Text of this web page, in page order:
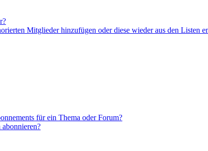
Mitglieder hinzufügen oder diese wieder aus den Listen
für ein Thema oder Forum?